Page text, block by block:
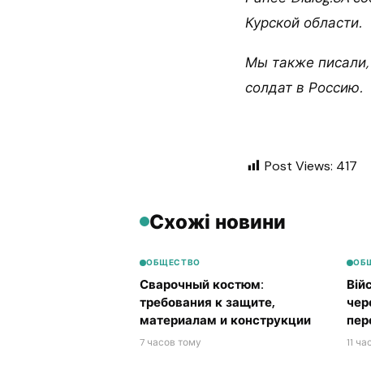
Курской области.
Мы также писали,
солдат в Россию.
Post Views: 417
Схожі новини
ОБЩЕСТВО
Сварочный костюм:
требования к защите,
материалам и конструкции
7 часов тому 11